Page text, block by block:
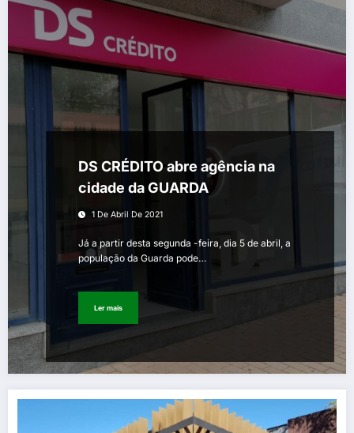
DS CRÉDITO abre agência na
cidade da GUARDA
1 De Abril De 2021
Já a partir desta segunda -feira, dia 5 de abril, a
população da Guarda pode…
Ler mais